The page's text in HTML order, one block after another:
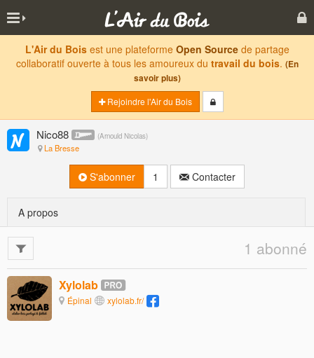
L'Air du Boisest une plateforme Open Sourcede partage
collaboratif ouverte à tous les amoureux du travail du bois. (En
savoir plus)
Rejoindre l'Air du Bois
Nico88 (Arnould Nicolas)
La Bresse
S'abonner 1 Contacter
A propos
1 abonné
Xylolab
Épinal xylolab.fr/